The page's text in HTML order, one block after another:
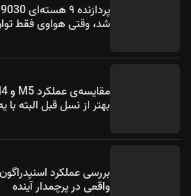
شد، وقتی هواوی فقط
بهتر از نسل قبل البته
واقعی در پرچمدار آینده